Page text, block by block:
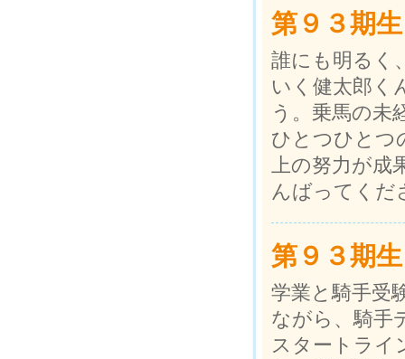
第９３期生
誰にも明るく
いく健太郎く
う。乗馬の未
ひとつひとつ
上の努力が成
んばってくだ
第９３期生
学業と騎手受
ながら、騎手
スタートライ